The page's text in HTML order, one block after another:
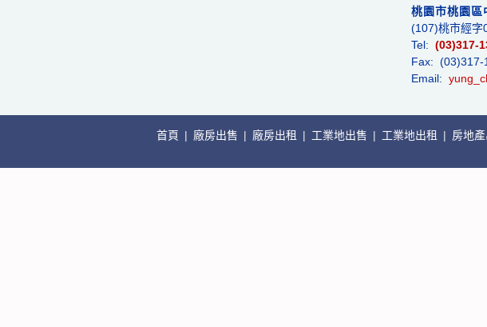
桃園市桃園
(107)桃市經字
Tel: (03)317-
Fax: (03)317-
Email:
首頁 | 廠房出售 | 廠房出租 | 工業地出售 | 工業地出租 | 房地